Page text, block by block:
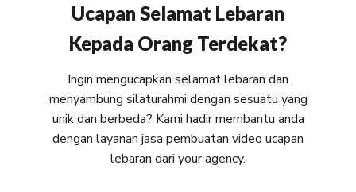
Ucapan Selamat Lebaran
Kepada Orang Terdekat?
Ingin mengucapkan selamat lebaran dan
menyambung silaturahmi dengan sesuatu yang
unik dan berbeda? Kami hadir membantu anda
dengan layanan jasa pembuatan video ucapan
lebaran dari your agency.